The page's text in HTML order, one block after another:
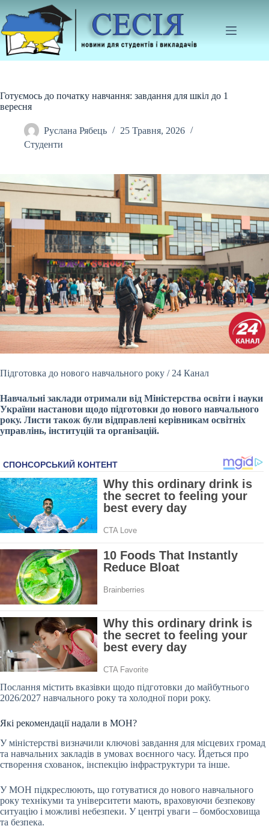
до
вмісту
Готуємось до початку навчання: завдання для шкіл до 1
вересня
Руслана Рябець
25 Травня, 2026
Студенти
Підготовка до нового навчального року / 24 Канал
Навчальні заклади отримали від Міністерства освіти і науки
України настанови щодо підготовки до нового навчального
року. Листи також були відправлені керівникам освітніх
управлінь, інституцій та організацій.
Послання містить вказівки щодо підготовки до майбутнього
2026/2027 навчального року та холодної пори року.
Які рекомендації надали в МОН?
У міністерстві визначили ключові завдання для місцевих громад
та навчальних закладів в умовах воєнного часу. Йдеться про
створення схованок, інспекцію інфраструктури та інше.
У МОН підкреслюють, що готуватися до нового навчального
року технікуми та університети мають, враховуючи безпекову
ситуацію і можливі небезпеки. У центрі уваги – бомбосховища
та безпека.